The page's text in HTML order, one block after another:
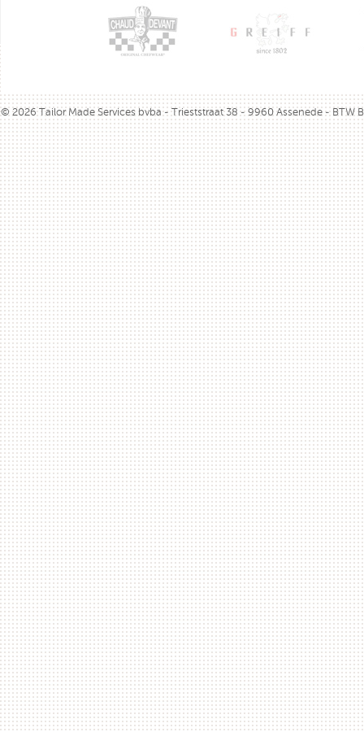
© 2026 Tailor Made Services bvba - Trieststraat 38 - 9960 Assenede - BTW